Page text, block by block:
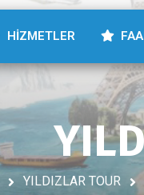
HİZMETLER
YILDIZLAR TOUR